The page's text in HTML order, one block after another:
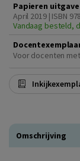
Papieren uitgave
April 2019 | ISBN
Vandaag besteld,
Voor docenten
Omschrijving